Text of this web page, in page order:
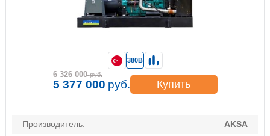
Производитель:
AKSA
380В
6 326 000 руб.
5 377 000 руб. Купить